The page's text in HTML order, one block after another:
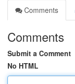
Comments
Comments
Submit a Comment
No HTML